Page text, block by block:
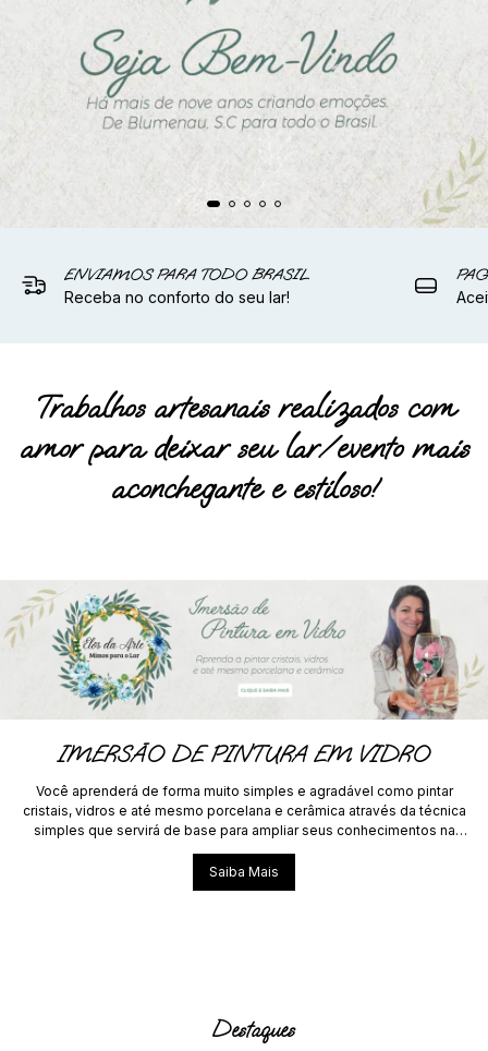
ENVIAMOS PARA TODO BRASIL
Receba no conforto do seu lar!
Trabalhos artesanais realizados com
amor para deixar seu lar/evento mais
aconchegante e estiloso!
IMERSÃO DE PINTURA EM VIDRO
Você aprenderá de forma muito simples e agradável como pintar
cristais, vidros e até mesmo porcelana e cerâmica através da técnica
simples que servirá de base para ampliar seus conhecimentos na
Saiba Mais
Destaques